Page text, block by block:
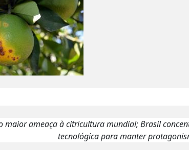
maior ameaça à citricultura mundial; Brasil
tecnológica para manter